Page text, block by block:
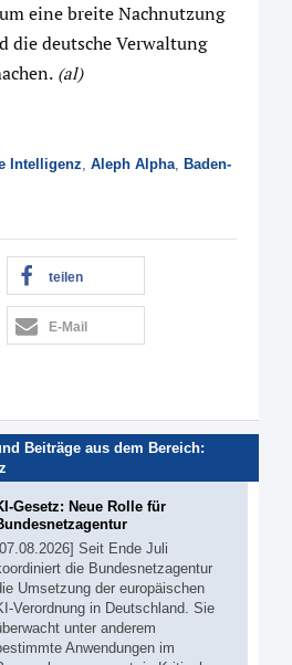
eine breite Nachnutzung
die deutsche Verwaltung
(al)
Intelligenz, Aleph Alpha, Baden-
teilen
E-Mail
Beiträge aus dem Bereich:
Gesetz: Neue Rolle für
Seit Ende Juli
die Bundesnetzagentur
Umsetzung der europäischen
Verordnung in Deutschland. Sie
unter anderem
Anwendungen im